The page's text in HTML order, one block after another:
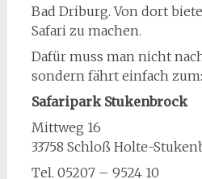
Bad Driburg. Von dort
Safari zu machen.
Dafür muss man nicht
sondern fährt einfach zum:
Safaripark Stukenbrock
Mittweg 16
33758 Schloß Holte-
Tel. 05207 – 9524 10